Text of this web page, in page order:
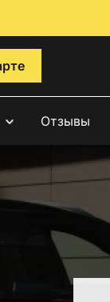
Отзывы